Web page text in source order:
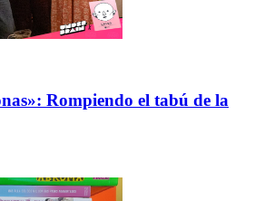
Rompiendo el tabú de la